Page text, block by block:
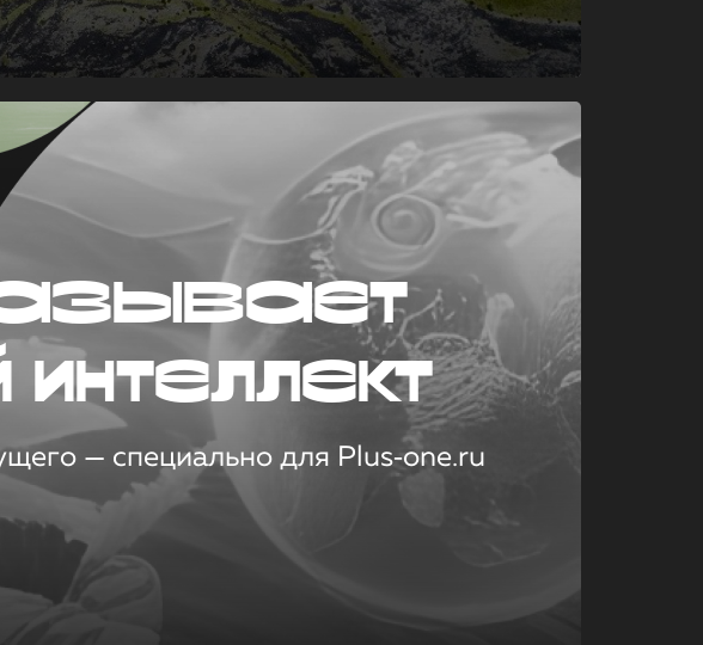
— специально для Plus‑one.ru